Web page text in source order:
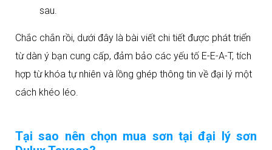
sau.
Chắc chắn rồi, dưới đây là bài viết chi tiết được phát triển
từ dàn ý bạn cung cấp, đảm bảo các yếu tố E-E-A-T, tích
hợp từ khóa tự nhiên và lồng ghép thông tin về đại lý một
cách khéo léo.
Tại sao nên chọn mua sơn tại đại lý sơn